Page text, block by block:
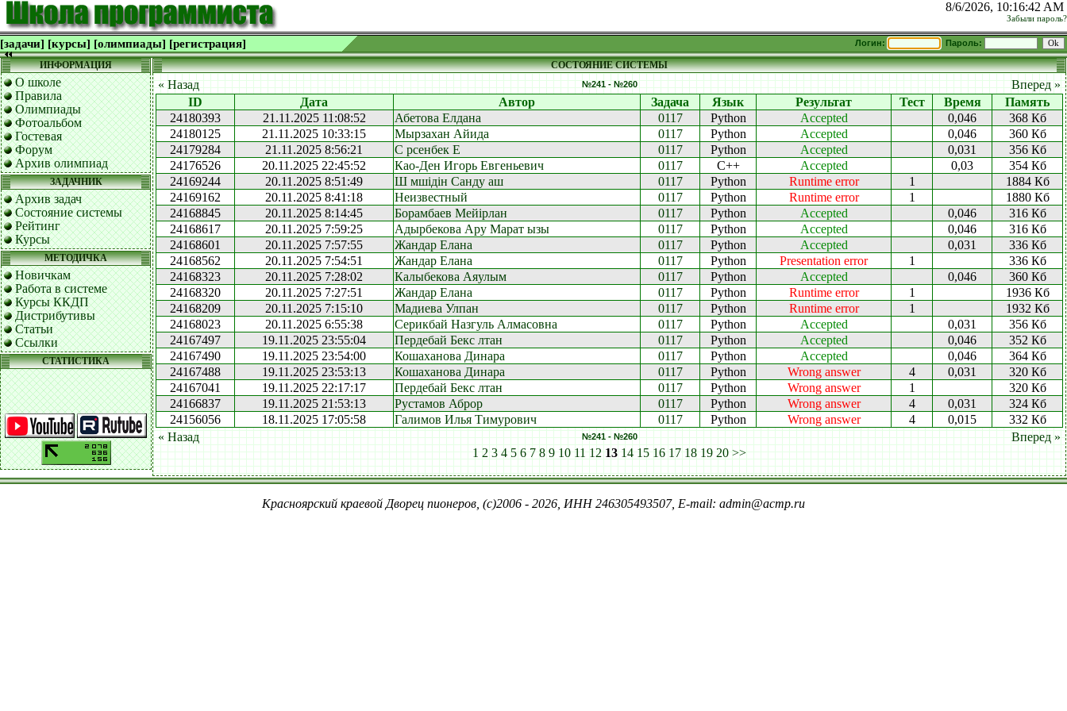
8/6/2026, 10:16:42 AM
Забыли пароль?
[задачи] [курсы] [олимпиады] [регистрация] Логин: Пароль:
ИНФОРМАЦИЯ
О школе
Правила
Олимпиады
Фотоальбом
Гостевая
Форум
Архив олимпиад
ЗАДАЧНИК
Архив задач
Состояние системы
Рейтинг
Курсы
МЕТОДИЧКА
Новичкам
Работа в системе
Курсы ККДП
Дистрибутивы
Статьи
Ссылки
СТАТИСТИКА
СОСТОЯНИЕ СИСТЕМЫ
« Назад №241 - №260
Вперед »
ID
Дата Автор Задача Язык Результат Тест Время
Память
24180393
21.11.2025 11:08:52 Абетова Елдана 0117 Python Accepted 0,046
368 Кб
24180125
21.11.2025 10:33:15 Мырзахан Айида 0117 Python Accepted 0,046
360 Кб
24179284
21.11.2025 8:56:21 С рсенбек Е 0117 Python Accepted 0,031
356 Кб
24176526
20.11.2025 22:45:52 Као-Ден Игорь Евгеньевич 0117 C++ Accepted 0,03
354 Кб
24169244
20.11.2025 8:51:49 Ш мшідін Санду аш 0117 Python Runtime error 1
1884 Кб
24169162
20.11.2025 8:41:18 Неизвестный 0117 Python Runtime error 1
1880 Кб
24168845
20.11.2025 8:14:45 Борамбаев Мейірлан 0117 Python Accepted 0,046
316 Кб
24168617
20.11.2025 7:59:25 Адырбекова Ару Марат ызы 0117 Python Accepted 0,046
316 Кб
24168601
20.11.2025 7:57:55 Жандар Елана 0117 Python Accepted 0,031
336 Кб
24168562
20.11.2025 7:54:51 Жандар Елана 0117 Python Presentation error 1
336 Кб
24168323
20.11.2025 7:28:02 Калыбекова Аяулым 0117 Python Accepted 0,046
360 Кб
24168320
20.11.2025 7:27:51 Жандар Елана 0117 Python Runtime error 1
1936 Кб
24168209
20.11.2025 7:15:10 Мадиева Улпан 0117 Python Runtime error 1
1932 Кб
24168023
20.11.2025 6:55:38 Серикбай Назгуль Алмасовна 0117 Python Accepted 0,031
356 Кб
24167497
19.11.2025 23:55:04 Пердебай Бекс лтан 0117 Python Accepted 0,046
352 Кб
24167490
19.11.2025 23:54:00 Кошаханова Динара 0117 Python Accepted 0,046
364 Кб
24167488
19.11.2025 23:53:13 Кошаханова Динара 0117 Python Wrong answer 4 0,031
320 Кб
24167041
19.11.2025 22:17:17 Пердебай Бекс лтан 0117 Python Wrong answer 1
320 Кб
24166837
19.11.2025 21:53:13 Рустамов Аброр 0117 Python Wrong answer 4 0,031
324 Кб
24156056
18.11.2025 17:05:58 Галимов Илья Тимурович 0117 Python Wrong answer 4 0,015
332 Кб
« Назад
№241 - №260
Вперед »
1 2 3 4 5 6 7 8 9 10 11 12 13 14 15 16 17 18 19 20 >>
Красноярский краевой Дворец пионеров, (c)2006 - 2026, ИНН 246305493507, E-mail: admin@acmp.ru